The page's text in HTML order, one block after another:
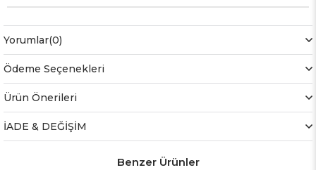
Yorumlar(0)
Ödeme Seçenekleri
Ürün Önerileri
İADE & DEĞİŞİM
Benzer Ürünler